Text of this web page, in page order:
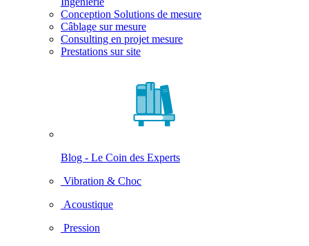
Conception Solutions de mesure
Câblage sur mesure
Consulting en projet mesure
Prestations sur site
Blog - Le Coin des Experts
Vibration & Choc
Acoustique
Pression